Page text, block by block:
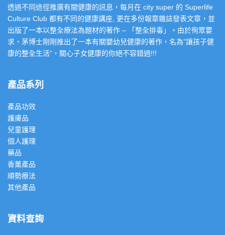
透過不同途徑推廣有關健康的訊息，每月在 city super 的 Superlife
Culture Club 都有不同的健康講座, 更在多份報章雜誌發表文章，並
出版了一本以整全療法為題材的著作 – 「整全排毒」。由於徇眾要
求，茅博士剛剛推出了一本有關嬰幼兒健康的著作，名為”讓孩子健
康的整全生活”，關心子女健康的你絕不容錯過!!!
產品系列
產品功效
護膚品
兒童護理
個人護理
藥品
香薰產品
順勢療法
其他產品
資料查詢